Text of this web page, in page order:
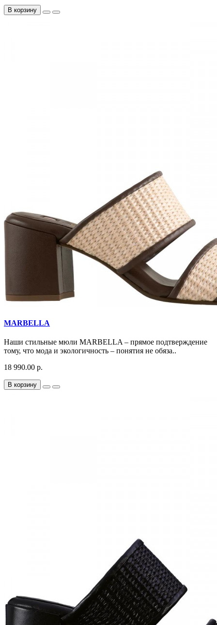
В корзину
MARBELLA
Наши стильные мюли MARBELLA – прямое подтверждение
тому, что мода и экологичность – понятия не обяза..
18 990.00 р.
В корзину